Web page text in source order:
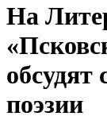
На
обсудят
поэзии